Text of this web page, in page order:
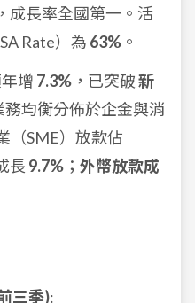
，成長率全國第一。活
Rate）為 63% 。
增 7.3% ，已突破新
務均衡分佈於企金與消
（SME）放款佔
長 9.7% ； 外幣放款成
三季):